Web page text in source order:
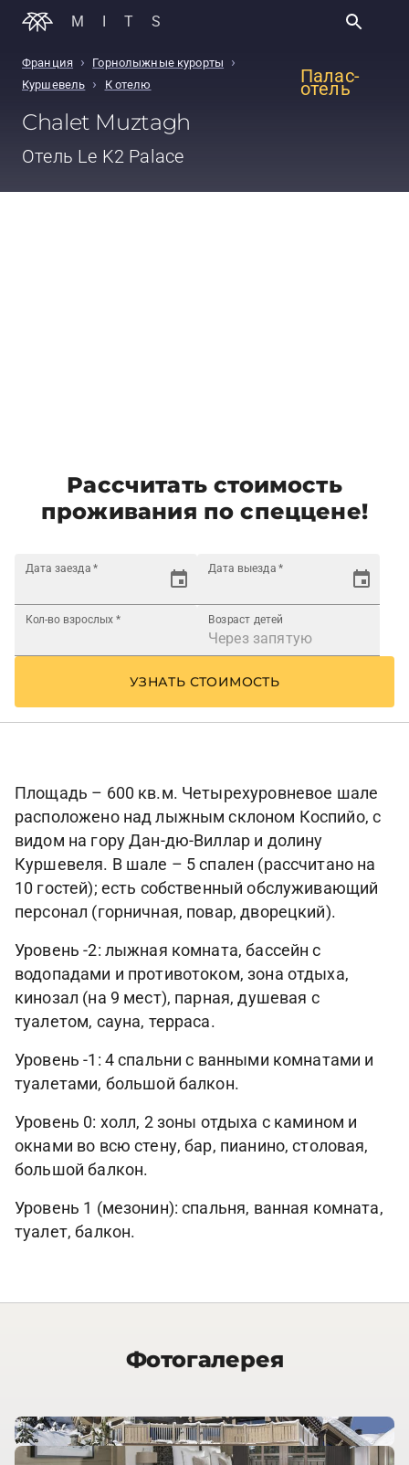
MITS
Палас-
отель
Франция › Горнолыжные курорты ›
Куршевель › К отелю
Chalet Muztagh
Отель Le K2 Palace
Рассчитать стоимость
проживания по спеццене!
Дата заезда * Дата выезда *
Кол-во взрослых * Возраст детей
УЗНАТЬ СТОИМОСТЬ
Площадь – 600 кв.м. Четырехуровневое шале
расположено над лыжным склоном Коспийо, с
видом на гору Дан-дю-Виллар и долину
Куршевеля. В шале – 5 спален (рассчитано на
10 гостей); есть собственный обслуживающий
персонал (горничная, повар, дворецкий).
Уровень -2: лыжная комната, бассейн с
водопадами и противотоком, зона отдыха,
кинозал (на 9 мест), парная, душевая с
туалетом, сауна, терраса.
Уровень -1: 4 спальни с ванными комнатами и
туалетами, большой балкон.
Уровень 0: холл, 2 зоны отдыха с камином и
окнами во всю стену, бар, пианино, столовая,
большой балкон.
Уровень 1 (мезонин): спальня, ванная комната,
туалет, балкон.
Фотогалерея